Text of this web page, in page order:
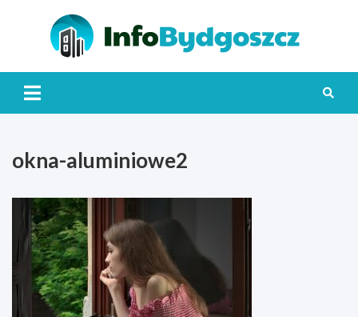
okna-aluminiowe2